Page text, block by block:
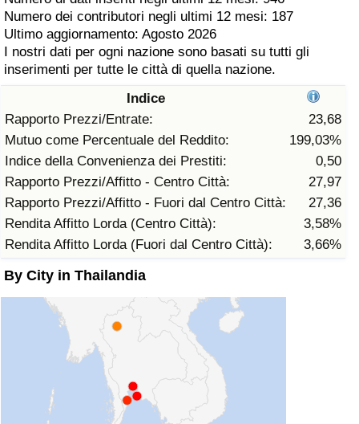
Numero dei contributori negli ultimi 12 mesi: 187
Ultimo aggiornamento: Agosto 2026
I nostri dati per ogni nazione sono basati su tutti gli
inserimenti per tutte le città di quella nazione.
Indice
Rapporto Prezzi/Entrate:
23,68
Mutuo come Percentuale del Reddito:
199,03%
Indice della Convenienza dei Prestiti:
0,50
Rapporto Prezzi/Affitto - Centro Città:
27,97
Rapporto Prezzi/Affitto - Fuori dal Centro Città:
27,36
Rendita Affitto Lorda (Centro Città):
3,58%
Rendita Affitto Lorda (Fuori dal Centro Città):
3,66%
By City in Thailandia
Indice dell’Inquinamento (Corrente)
Indice di inquinamento
Indice dell’Inquinamento per Nazione
Traffico
Indice del Traffico
Indice del traffico (Corrente)
Indice del traffico per Nazione